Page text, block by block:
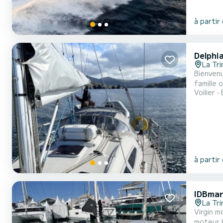
à partir
La
Bienvenue sur Tofino ! Belle carène pour ce
famille ou avec des amis , prêt à
sympa
Voilier
à partir
La
Virgin